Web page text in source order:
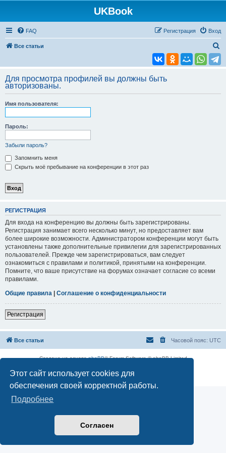
Этот сайт использует cookies для
обеспечения своей корректной работы.
Подробнее
Согласен
UKBook
FAQ Вход
Регистрация
Все статьи
к
Для просмотра профилей вы должны быть
авторизованы.
Имя пользователя:
Пароль:
Забыли пароль?
Запомнить меня
Скрыть моё пребывание на конференции в этот раз
РЕГИСТРАЦИЯ
Для входа на конференцию вы должны быть зарегистрированы.
Регистрация занимает всего несколько минут, но предоставляет вам
более широкие возможности. Администратором конференции могут быть
установлены также дополнительные привилегии для зарегистрированных
пользователей. Прежде чем зарегистрироваться, вам следует
ознакомиться с правилами и политикой, принятыми на конференции.
Помните, что ваше присутствие на форумах означает согласие со всеми
правилами.
Общие правила | Соглашение о конфиденциальности
Регистрация
Все статьи Часовой пояс: UTC
Создано на основеphpBB® Forum Software © phpBB Limited
Конфиденциальность|Правила